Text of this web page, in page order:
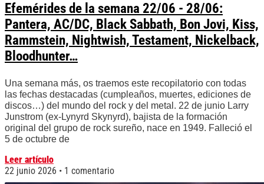
Efemérides de la semana 22/06 - 28/06:
Pantera, AC/DC, Black Sabbath, Bon Jovi, Kiss,
Rammstein, Nightwish, Testament, Nickelback,
Bloodhunter…
Una semana más, os traemos este recopilatorio con todas
las fechas destacadas (cumpleaños, muertes, ediciones de
discos…) del mundo del rock y del metal. 22 de junio Larry
Junstrom (ex-Lynyrd Skynyrd), bajista de la formación
original del grupo de rock sureño, nace en 1949. Falleció el
5 de octubre de
Leer artículo
22 junio 2026
1 comentario